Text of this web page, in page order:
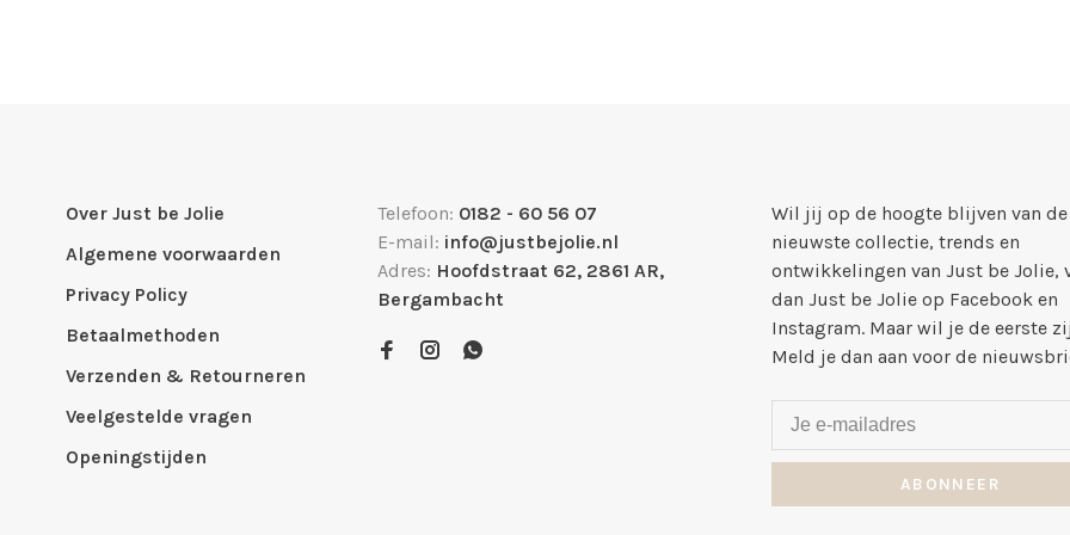
Over Just be Jolie
Algemene voorwaarden
Privacy Policy
Betaalmethoden
Verzenden & Retourneren
Veelgestelde vragen
Openingstijden
Telefoon: 0182 - 60 56 07
E-mail: info@justbejolie.nl
Adres: Hoofdstraat 62, 2861 AR,
Bergambacht
Wil jij op de hoogte blijven van de
nieuwste collectie, trends en
ontwikkelingen van Just be Jolie,
dan Just be Jolie op Facebook en
Instagram. Maar wil je de eerste
Meld je dan aan voor de
ABONNEER